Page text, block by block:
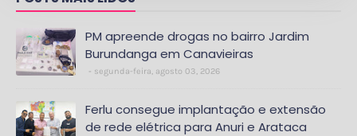
PM apreende drogas no bairro Jardim
Burundanga em Canavieiras
segunda-feira, agosto 03, 2026
Ferlu consegue implantação e extensão
de rede elétrica para Anuri e Arataca